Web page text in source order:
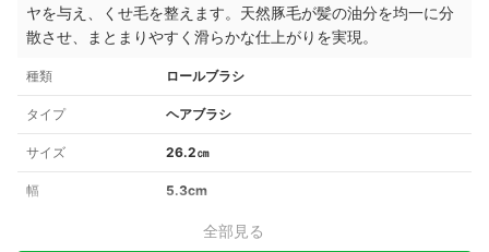
ヤを与え、くせ毛を整えます。天然豚毛が髪の油分を均一に分
散させ、まとまりやすく滑らかな仕上がりを実現。
種類 ロールブラシ
タイプ ヘアブラシ
サイズ 26.2㎝
幅 5.3cm
全部見る